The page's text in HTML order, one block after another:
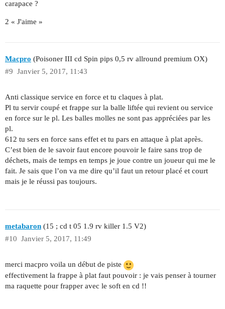
carapace ?
2 « J'aime »
Macpro (Poisoner III cd Spin pips 0,5 rv allround premium OX)
Janvier 5, 2017, 11:43
#9
Anti classique service en force et tu claques à plat.
Pl tu servir coupé et frappe sur la balle liftée qui revient ou service
en force sur le pl. Les balles molles ne sont pas appréciées par les
pl.
612 tu sers en force sans effet et tu pars en attaque à plat après.
C’est bien de le savoir faut encore pouvoir le faire sans trop de
déchets, mais de temps en temps je joue contre un joueur qui me le
fait. Je sais que l’on va me dire qu’il faut un retour placé et court
mais je le réussi pas toujours.
metabaron (15 ; cd t 05 1.9 rv killer 1.5 V2)
Janvier 5, 2017, 11:49
#10
merci macpro voila un début de piste
effectivement la frappe à plat faut pouvoir : je vais penser à tourner
ma raquette pour frapper avec le soft en cd !!